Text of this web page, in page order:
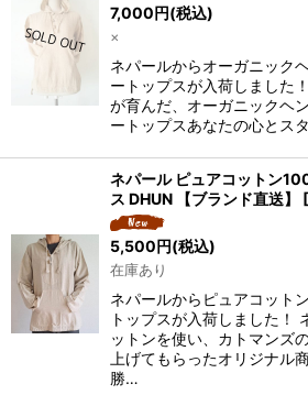
7,000円(税込)
×
ネパールからオーガニック
ートップスが入荷しました
が育んだ、オーガニックヘ
ートップスあなたの心とス
ネパール ピュアコットン
ス DHUN 【ブランド直送】
[
5,500円(税込)
在庫あり
ネパールからピュアコット
トップスが入荷しました！
ットンを使い、カトマンズ
上げてもらったオリジナル
勝…